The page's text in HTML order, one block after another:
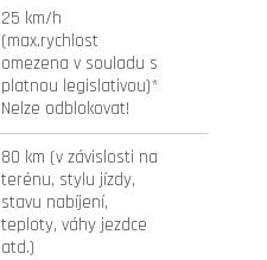
25 km/h
(max.rychlost
omezena v souladu s
platnou legislativou)*
Nelze odblokovat!
80 km (v závislosti na
terénu, stylu jízdy,
stavu nabíjení,
teploty, váhy jezdce
atd.)